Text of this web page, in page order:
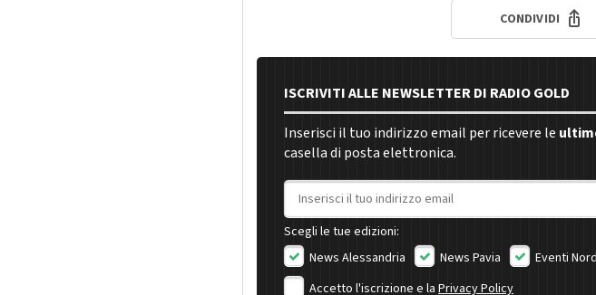
CONDIVIDI
ISCRIVITI ALLE NEWSLETTER DI RADIO GOLD
Inserisci il tuo indirizzo email per ricevere le
casella di posta elettronica.
Indirizzo email
Scegli le tue edizioni:
News Alessandria
News Pavia
Eventi
Accetto l'iscrizione e la Privacy Policy